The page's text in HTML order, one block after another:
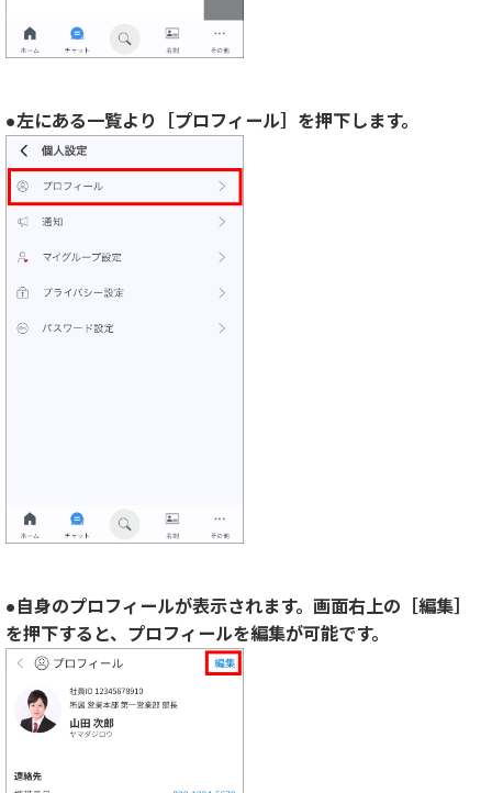
●左にある一覧より［プロフィール］を押下します。
●自身のプロフィールが表示されます。画面右上の［編集］
を押下すると、プロフィールを編集が可能です。